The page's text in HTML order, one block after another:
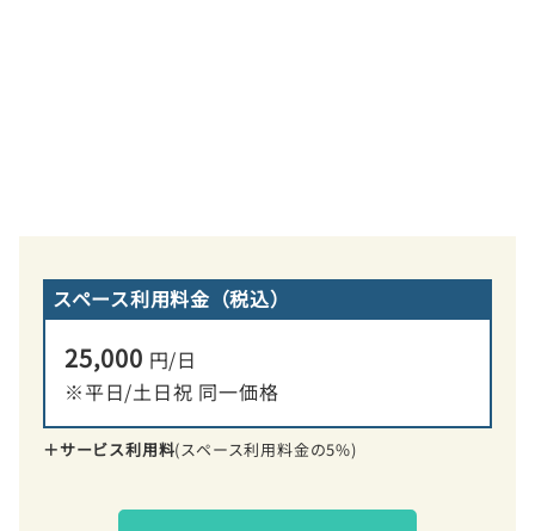
スペース利用料金（税込）
25,000 円/日
※平日/土日祝 同一価格
＋サービス利用料(スペース利用料金の5%)